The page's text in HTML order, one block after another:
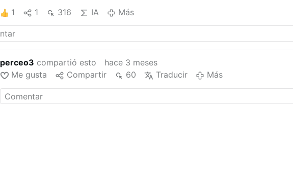
1
1 316 IA Más
perceo3 compartió esto
hace 3 meses
Me gusta
Compartir 60 Traducir Más